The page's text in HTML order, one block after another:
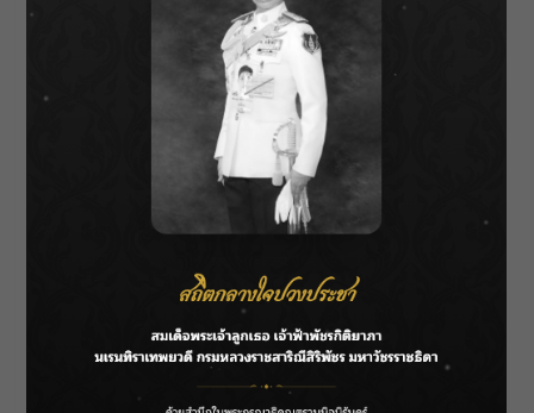
กำลังจะออกสู่ตลาด และยังได้ตรวจสอบพื้นที่ลาน
ตรวจสอบจำเพาะของสินค้าผลไม้ เพื่อเตรียม
ความพร้อมรองรับการขนส่งในฤดูผลไม้ของไทย
ผ่านด่านสำคัญของจีน”
ทั้งนี้ บิ๊กซี ให้ความสำคัญกับคุณภาพของผลไม้ที่